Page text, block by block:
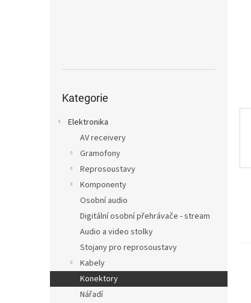
kategorie
Kategorie
Elektronika
AV receivery
Gramofony
Reprosoustavy
Komponenty
Osobní audio
Digitální osobní přehrávače - stream
Audio a video stolky
Stojany pro reprosoustavy
Kabely
Konektory
Nářadí